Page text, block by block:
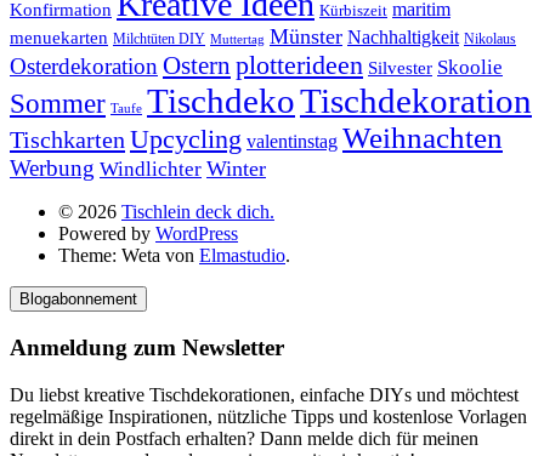
Konfirmation
Kürbiszeit maritim
menuekarten Milchtüten DIY Muttertag Münster Nachhaltigkeit Nikolaus
OsterdekorationOstern plotterideen Silvester Skoolie
Sommer Taufe TischdekoTischdekoration
Tischkarten Upcycling valentinstag Weihnachten
Werbung Windlichter Winter
© 2026 Tischlein deck dich.
Powered by WordPress
Theme: Weta von Elmastudio.
Blogabonnement
Anmeldung zum Newsletter
Du liebst kreative Tischdekorationen, einfache DIYs und möchtest
regelmäßige Inspirationen, nützliche Tipps und kostenlose Vorlagen
direkt in dein Postfach erhalten? Dann melde dich für meinen